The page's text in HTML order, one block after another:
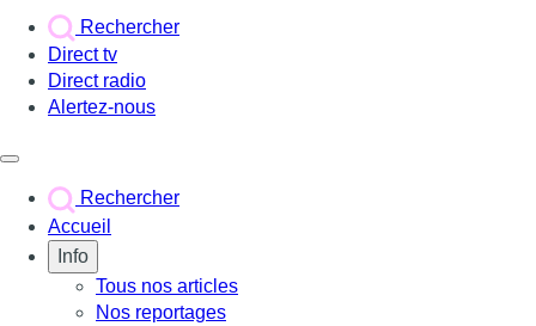
Rechercher
Direct tv
Direct radio
Alertez-nous
Rechercher
Accueil
Info
Tous nos articles
Nos reportages